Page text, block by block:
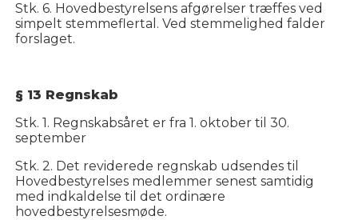
Stk. 6. Hovedbestyrelsens afgørelser træffes ved
simpelt stemmeflertal. Ved stemmelighed falder
forslaget.
§ 13 Regnskab
Stk. 1. Regnskabsåret er fra 1. oktober til 30.
september
Stk. 2. Det reviderede regnskab udsendes til
Hovedbestyrelses medlemmer senest samtidig
med indkaldelse til det ordinære
hovedbestyrelsesmøde.